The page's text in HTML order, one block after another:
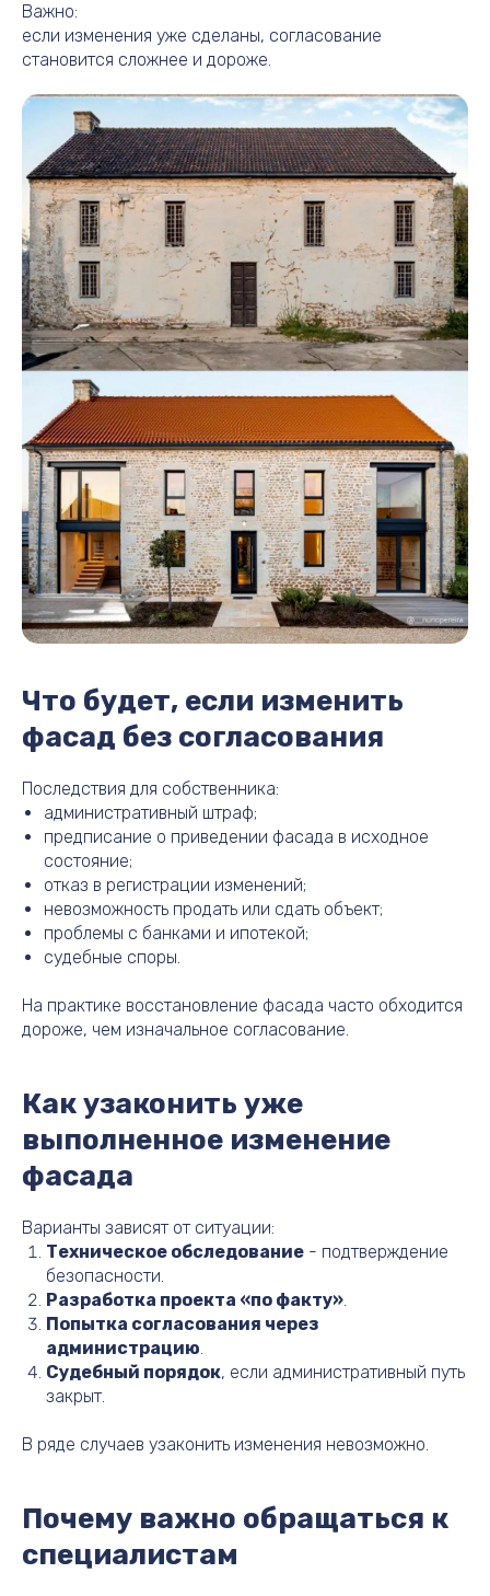
Важно:
если изменения уже сделаны, согласование
становится сложнее и дороже.
Что будет, если изменить
фасад без согласования
Последствия для собственника:
административный штраф;
предписание о приведении фасада в исходное
состояние;
отказ в регистрации изменений;
невозможность продать или сдать объект;
проблемы с банками и ипотекой;
судебные споры.
На практике восстановление фасада часто обходится
дороже, чем изначальное согласование.
Как узаконить уже
выполненное изменение
фасада
Варианты зависят от ситуации:
Техническое обследование - подтверждение
безопасности.
Разработка проекта «по факту»
Попытка согласования через
администрацию
Судебный порядок, если административный путь
закрыт.
В ряде случаев узаконить изменения невозможно.
Почему важно обращаться к
специалистам